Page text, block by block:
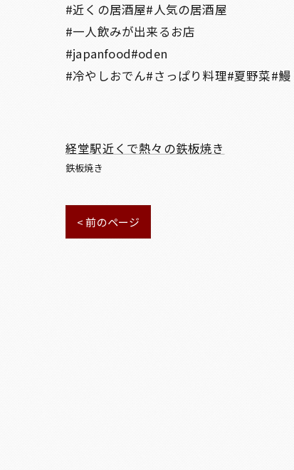
#近くの居酒屋#人気の居酒屋
#一人飲みが出来るお店
#japanfood#oden
#冷やしおでん#さっぱり料理#夏野菜#鰻
経堂駅近くで熱々の鉄板焼き
鉄板焼き
< 前のページ